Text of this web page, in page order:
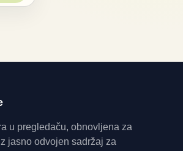
u pregledaču, obnovljena za
jasno odvojen sadržaj za